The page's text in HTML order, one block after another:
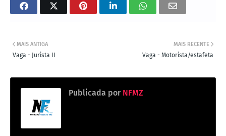
MAIS RECENTE
Vaga - Motorista/estafeta
MAIS ANTIGA
Vaga - Jurista II
Publicada por NFMZ